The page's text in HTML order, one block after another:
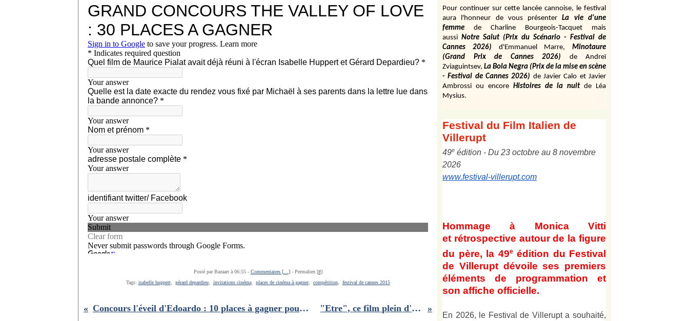
Posté par Bazaart à 06:55 - Commentaires [… ]- Permalien [#]
Tags: isabelle huppert, gérard depardieu, invitations cinéma, places de cinéma à gagner, compétition, festival de cannes 2015
Concours l'éveil d'Edoardo : 10 places à gagner pour voir un jolie chronique adolescente italienne
"Etre", ce film plein d'humanité de Fara Sene!
Pour continuer sur cette lancée cannoise, le festival
aura l'honneur de vous présenter
La vie d'une
femme
de Charline Bourgeois-Tacquet
mais
aussi Notre Salut (Prix du Scénario - Festival de
Cannes 2026)
d'Emmanuel Marre,
Minotaure
(Grand Prix de Cannes 2026)
de Andreï
Zviaguintsev, La Bola Negra (Prix de la mise en scène
- Festival de Cannes 2026) de Javier Calo et Javier
Ambrossi ou encore Histoires de la nuit de Léa
Mysius.
Festival du Film Italien de
Villerupt
49e édition - Du 23 octobre au 8 novembre
2026
www.festival-villerupt.com
Hommage à Monica Vitti
et rétrospective autour de la figure
du père, la 49e édition du Festival
de Villerupt dévoile ses premiers
éléments de programmation et
son affiche officielle.
En 2026, le Festival de Villerupt a souhaité,